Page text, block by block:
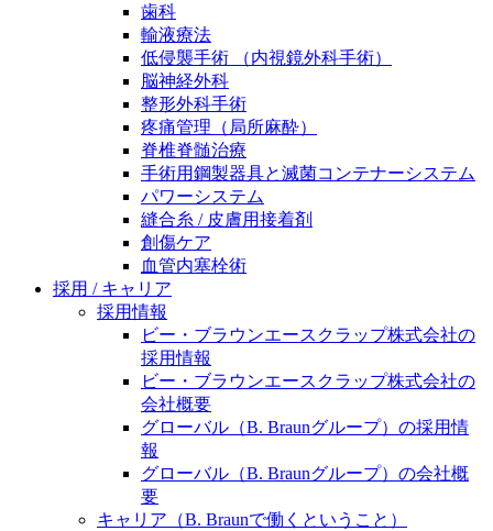
歯科
輸液療法
低侵襲手術 （内視鏡外科手術）
脳神経外科
整形外科手術
疼痛管理（局所麻酔）
脊椎脊髄治療
手術用鋼製器具と滅菌コンテナーシステム
パワーシステム
縫合糸 / 皮膚用接着剤
創傷ケア
血管内塞栓術
採用 / キャリア
採用情報
ビー・ブラウンエースクラップ株式会社の
採用情報
ビー・ブラウンエースクラップ株式会社の
会社概要
グローバル（B. Braunグループ）の採用情
報
グローバル（B. Braunグループ）の会社概
要
キャリア（B. Braunで働くということ）